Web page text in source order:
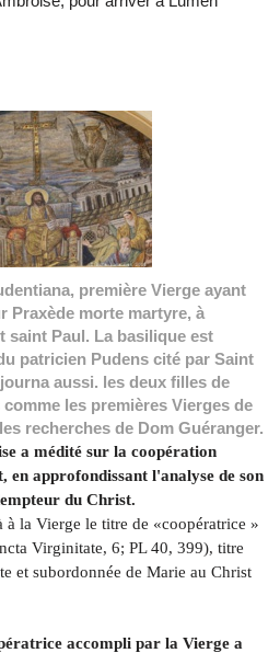
première Vierge ayant
Praxède morte martyre, à
saint Paul. La basilique est
patricien Pudens cité par Saint
aussi. les deux filles de
les premières Vierges de
recherches de Dom Guéranger.
a médité sur la coopération
en approfondissant l'analyse de son
du Christ.
la Vierge le titre de «coopératrice »
Virginitate, 6; PL 40, 399), titre
et subordonnée de Marie au Christ
accompli par la Vierge a